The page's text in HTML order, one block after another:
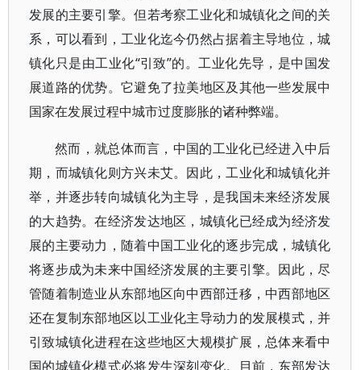
发展的主要引擎。但若考察工业化和城镇化之间的关
系，可以看到，工业化迄今仍然占据着主导地位，城
镇化只是由工业化“引致”的。工业化先导，是中国发
展道路的优势。它避免了拉美地区及其他一些发展中
国家在发展过程中城市过度膨胀的诸种弊端。
然而，就总体而言，中国的工业化已经进入中后
期，而城镇化则方兴未艾。因此，工业化和城镇化并
举，并逐步转向城镇化为主导，是我国未来经济发展
的大趋势。在经济发达地区，城镇化已经成为经济发
展的主要动力，随着中国工业化的逐步完成，城镇化
将逐步成为未来中国经济发展的主要引擎。因此，尽
管随着制造业从东部地区向中西部迁移，中西部地区
还在复制东部地区以工业化主导动力的发展模式，并
引致城镇化进程在这些地区大规模扩展，总体来看中
国的城镇化模式必将发生深刻变化。目前，东部发达